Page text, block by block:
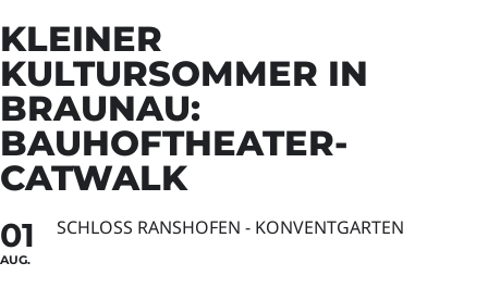
KLEINER
KULTURSOMMER IN
BRAUNAU:
BAUHOFTHEATER-
CATWALK
01
AUG.
SCHLOSS RANSHOFEN - KONVENTGARTEN